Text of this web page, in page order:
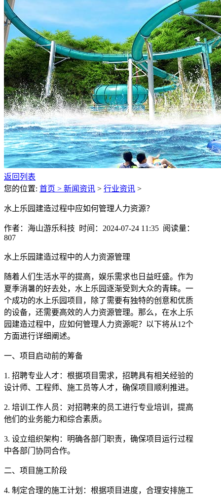
返回列表
您的位置: 首页 > 新闻资讯 > 行业资讯 >
水上乐园建造过程中应如何管理人力资源？
作者：海山游乐科技 时间：2024-07-24 11:35 阅读量：
807
水上乐园建造过程中的人力资源管理
随着人们生活水平的提高，娱乐需求也日益旺盛。作为
夏季消暑的好去处，水上乐园逐渐受到大众的青睐。一
个成功的水上乐园项目，除了需要有独特的创意和优质
的设备，还需要高效的人力资源管理。那么，在水上乐
园建造过程中，应如何管理人力资源呢？以下将从12个
方面进行详细阐述。
一、项目启动前的筹备
1. 招聘专业人才：根据项目需求，招聘具有相关经验的
设计师、工程师、施工员等人才，确保项目顺利推进。
2. 培训工作人员：对招聘来的员工进行专业培训，提高
他们的业务能力和综合素质。
3. 设立组织架构：明确各部门职责，确保项目运行过程
中各部门协同合作。
二、项目施工阶段
4. 制定合理的施工计划：根据项目进度，合理安排施工